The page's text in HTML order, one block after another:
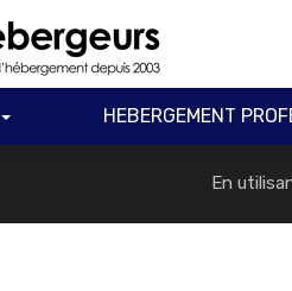
HEBERGEMENT
A propos
Notre méthode
En